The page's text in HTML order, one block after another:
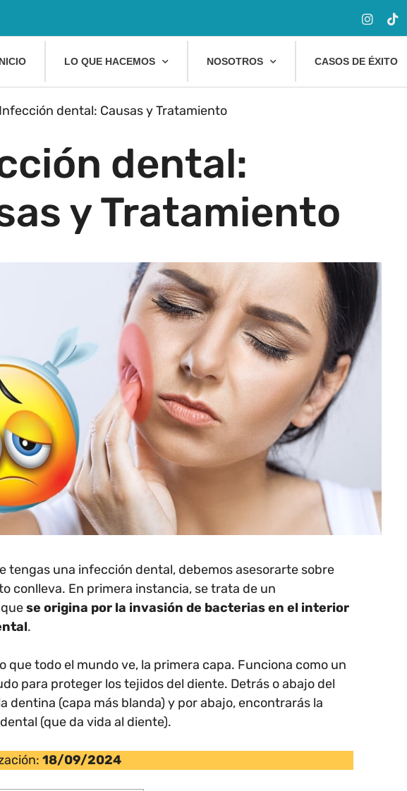
LO QUE HACEMOS NOSOTROS CASOS DE ÉXITO
Infección dental: Causas y Tratamiento
dental:
y Tratamiento
tengas una infección dental, debemos asesorarte sobre
conlleva. En primera instancia, se trata de un
se origina por la invasión de bacterias en el interior
.
que todo el mundo ve, la primera capa. Funciona como un
para proteger los tejidos del diente. Detrás o abajo del
dentina (capa más blanda) y por abajo, encontrarás la
(que da vida al diente).
18/09/2024